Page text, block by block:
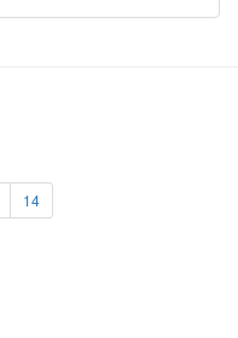
14